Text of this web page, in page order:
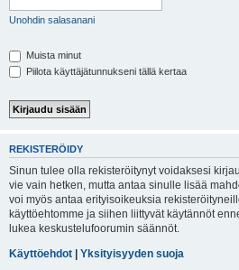
Unohdin salasanani
Muista minut
Piilota käyttäjätunnukseni tällä kertaa
REKISTERÖIDY
Sinun tulee olla rekisteröitynyt voidaksesi
vie vain hetken, mutta antaa sinulle lisää
voi myös antaa erityisoikeuksia
käyttöehtomme ja siihen liittyvät käytännöt
lukea keskustelufoorumin säännöt.
Käyttöehdot | Yksityisyyden suoja